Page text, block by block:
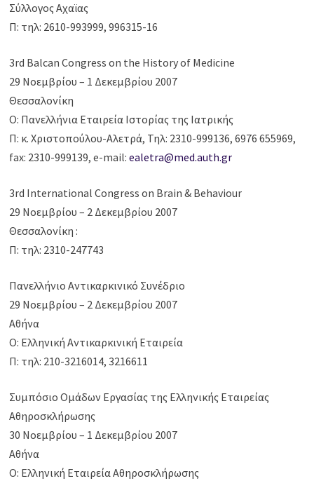
Σύλλογος Αχαϊας
Π: τηλ: 2610-993999, 996315-16
3rd Balcan Congress on the History of Medicine
29 Νοεμβρίου – 1 Δεκεμβρίου 2007
Θεσσαλονίκη
Ο: Πανελλήνια Εταιρεία Ιστορίας της Ιατρικής
Π: κ. Χριστοπούλου-Αλετρά, Τηλ: 2310-999136, 6976 655969,
fax: 2310-999139, e-mail:ealetra@med.auth.gr
3rd International Congress on Brain & Behaviour
29 Νοεμβρίου – 2 Δεκεμβρίου 2007
Θεσσαλονίκη :
Π: τηλ: 2310-247743
Πανελλήνιο Αντικαρκινικό Συνέδριο
29 Νοεμβρίου – 2 Δεκεμβρίου 2007
Αθήνα
Ο: Ελληνική Αντικαρκινική Εταιρεία
Π: τηλ: 210-3216014, 3216611
Συμπόσιο Ομάδων Εργασίας της Ελληνικής Εταιρείας
Αθηροσκλήρωσης
30 Νοεμβρίου – 1 Δεκεμβρίου 2007
Αθήνα
Ο: Ελληνική Εταιρεία Αθηροσκλήρωσης